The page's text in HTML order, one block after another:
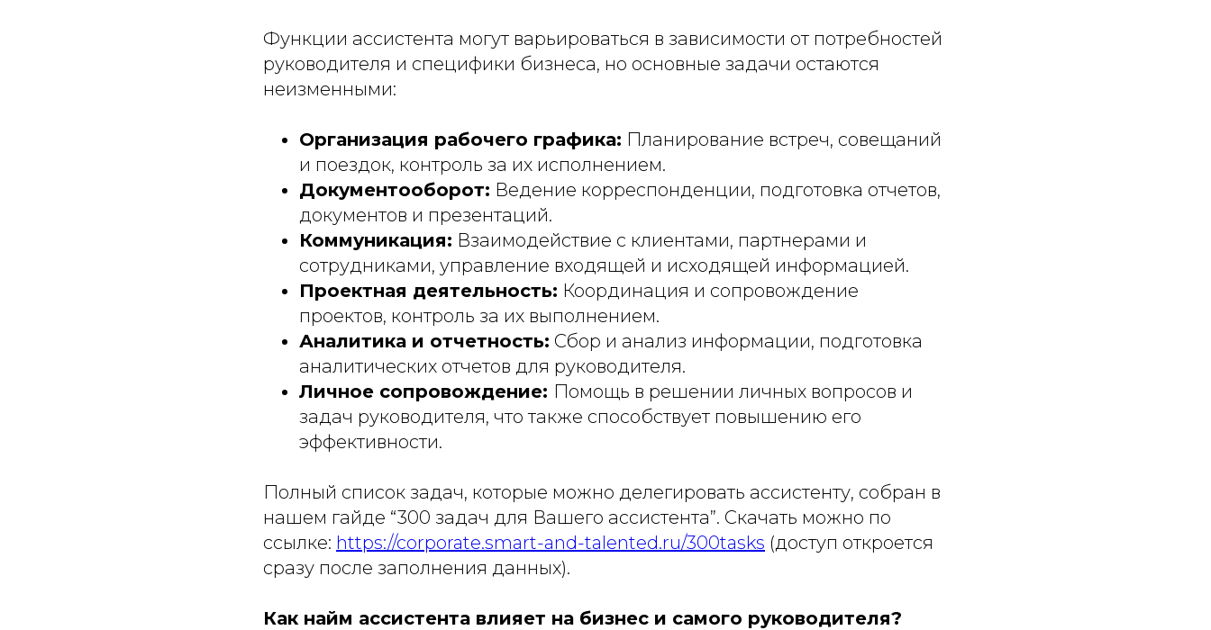
Функции ассистента могут варьироваться в зависимости от потребностей
руководителя и специфики бизнеса, но основные задачи остаются
неизменными:
Организация рабочего графика: Планирование встреч, совещаний
и поездок, контроль за их исполнением.
Документооборот: Ведение корреспонденции, подготовка отчетов,
документов и презентаций.
Коммуникация: Взаимодействие с клиентами, партнерами и
сотрудниками, управление входящей и исходящей информацией.
Проектная деятельность: Координация и сопровождение
проектов, контроль за их выполнением.
Аналитика и отчетность: Сбор и анализ информации, подготовка
аналитических отчетов для руководителя.
Личное сопровождение: Помощь в решении личных вопросов и
задач руководителя, что также способствует повышению его
эффективности.
Полный список задач, которые можно делегировать ассистенту, собран в
нашем гайде “300 задач для Вашего ассистента”. Скачать можно по
ссылке: https://corporate.smart-and-talented.ru/300tasks (доступ откроется
сразу после заполнения данных).
Как найм ассистента влияет на бизнес и самого руководителя?